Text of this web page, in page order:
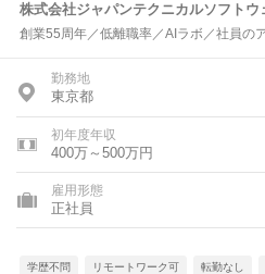
株式会社ジャパンテクニカルソフトウ
創業55周年／低離職率／AIラボ／社員の
勤務地
東京都
初年度年収
400万～500万円
雇用形態
正社員
学歴不問 リモートワーク可 転勤なし